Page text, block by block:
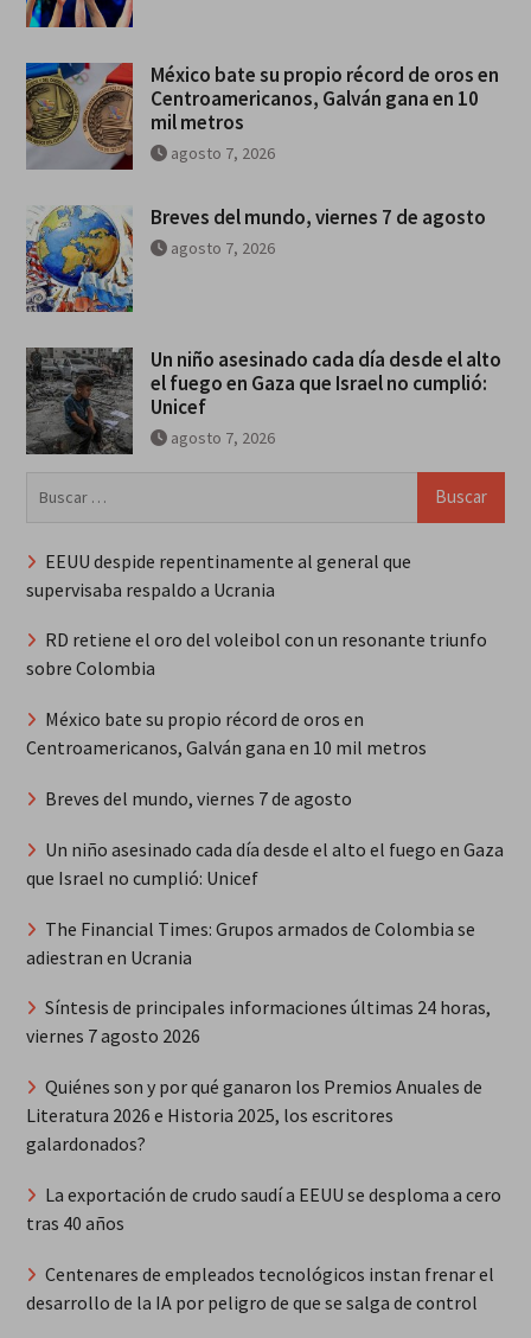
México bate su propio récord de oros en
Centroamericanos, Galván gana en 10
mil metros
agosto 7, 2026
Breves del mundo, viernes 7 de agosto
agosto 7, 2026
Un niño asesinado cada día desde el alto
el fuego en Gaza que Israel no cumplió:
Unicef
agosto 7, 2026
EEUU despide repentinamente al general que
supervisaba respaldo a Ucrania
RD retiene el oro del voleibol con un resonante triunfo
sobre Colombia
México bate su propio récord de oros en
Centroamericanos, Galván gana en 10 mil metros
Breves del mundo, viernes 7 de agosto
Un niño asesinado cada día desde el alto el fuego en Gaza
que Israel no cumplió: Unicef
The Financial Times: Grupos armados de Colombia se
adiestran en Ucrania
Síntesis de principales informaciones últimas 24 horas,
viernes 7 agosto 2026
Quiénes son y por qué ganaron los Premios Anuales de
Literatura 2026 e Historia 2025, los escritores
galardonados?
La exportación de crudo saudí a EEUU se desploma a cero
tras 40 años
Centenares de empleados tecnológicos instan frenar el
desarrollo de la IA por peligro de que se salga de control